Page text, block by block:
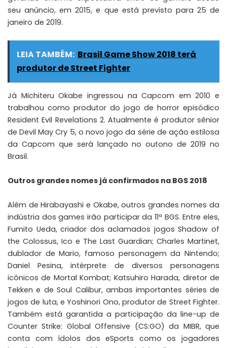
seu anúncio, em 2015, e que está previsto para 25 de
janeiro de 2019.
LEIA TAMBÉM: Brasil Game Show 2018 terá
produtor de Street Fighter
Já Michiteru Okabe ingressou na Capcom em 2010 e
trabalhou como produtor do jogo de horror episódico
Resident Evil Revelations 2. Atualmente é produtor sênior
de Devil May Cry 5, o novo jogo da série de ação estilosa
da Capcom que será lançado no outono de 2019 no
Brasil.
Outros grandes nomes já confirmados na BGS 2018
Além de Hirabayashi e Okabe, outros grandes nomes da
indústria dos games irão participar da 11ª BGS. Entre eles,
Fumito Ueda, criador dos aclamados jogos Shadow of
the Colossus, Ico e The Last Guardian; Charles Martinet,
dublador de Mario, famoso personagem da Nintendo;
Daniel Pesina, intérprete de diversos personagens
icônicos de Mortal Kombat; Katsuhiro Harada, diretor de
Tekken e de Soul Calibur, ambas importantes séries de
jogos de luta, e Yoshinori Ono, produtor de Street Fighter.
Também está garantida a participação da line-up de
Counter Strike: Global Offensive (CS:GO) da MIBR, que
conta com ídolos dos eSports como os jogadores